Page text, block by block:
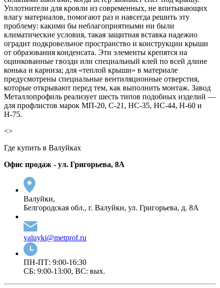
Уплотнители для кровли из современных, не впитывающих
влагу материалов, помогают раз и навсегда решить эту
проблему: какими бы неблагоприятными ни были
климатические условия, такая защитная вставка надежно
оградит подкровельное пространство и конструкции крыши
от образования конденсата. Эти элементы крепятся на
оцинкованные гвозди или специальный клей по всей длине
конька и карниза; для «теплой крыши» в материале
предусмотрены специальные вентиляционные отверстия,
которые открывают перед тем, как выполнить монтаж. Завод
Металлопрофиль реализует шесть типов подобных изделий —
для профлистов марок МП-20, С-21, НС-35, НС-44, Н-60 и
Н-75.
<>
Где купить в Валуйках
Офис продаж - ул. Григорьева, 8А
Валуйки,
Белгородская обл., г. Валуйки, ул. Григорьева, д. 8А
valuyki@metprof.ru
ПН-ПТ: 9:00-16:30
СБ: 9:00-13:00, ВС: вых.